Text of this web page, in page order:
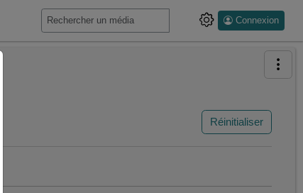
Connexion
Réinitialiser